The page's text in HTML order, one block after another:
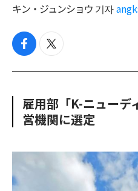
キン・ジュンショウ 기자
f
c
o
o
k
t
i
e
r
雇用部「K-ニューデ
営機関に選定